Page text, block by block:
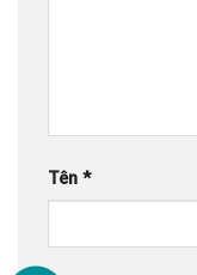
Tên *